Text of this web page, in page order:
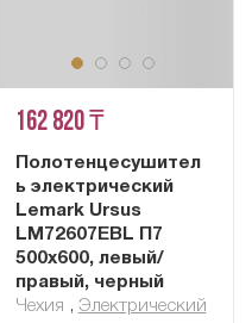
162 820 ₸
Полотенцесушител
ь электрический
Lemark Ursus
LM72607EBL П7
500x600, левый/
правый, черный
Чехия , Электрический